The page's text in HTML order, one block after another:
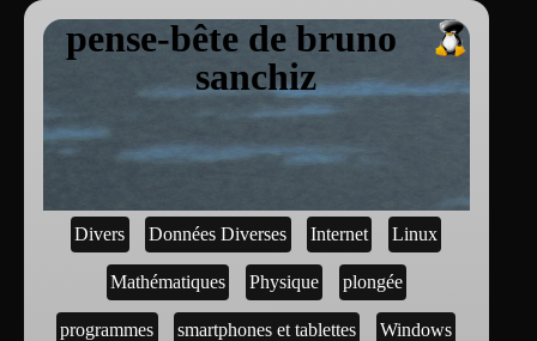
pense-bête de bruno
sanchiz
Divers Données Diverses Internet Linux
Mathématiques Physique plongée
programmes smartphones et tablettes Windows